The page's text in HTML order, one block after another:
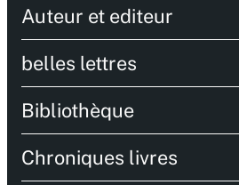
Auteur et editeur
belles lettres
Bibliothèque
Chroniques livres